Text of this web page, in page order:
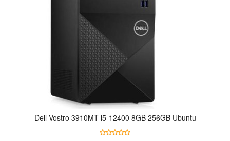
Dell Vostro 3910MT i5-12400 8GB 256GB Ubuntu